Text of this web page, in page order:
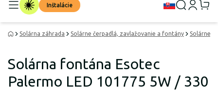
Inštalácie
Solárna záhrada Solárne čerpadlá, zavlažovanie a fontány Solárne
Solárna fontána Esotec
Palermo LED 101775 5W / 330